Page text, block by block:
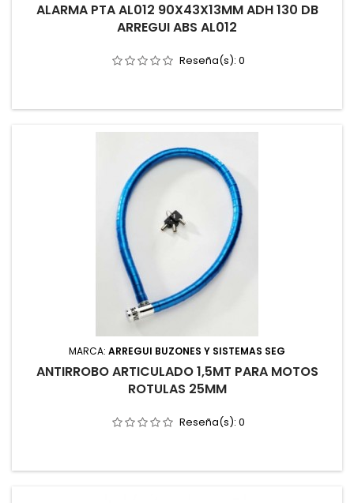
ALARMA PTA AL012 90X43X13MM ADH 130 DB
ARREGUI ABS AL012
Reseña(s): 0
MARCA: ARREGUI BUZONES Y SISTEMAS SEG
ANTIRROBO ARTICULADO 1,5MT PARA MOTOS
ROTULAS 25MM
Reseña(s): 0